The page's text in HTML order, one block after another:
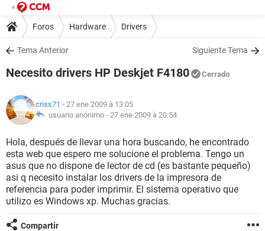
Foros Hardware Drivers
Tema Anterior Siguiente Tema
Necesito drivers HP Deskjet F4180 Cerrado
criss71 - 27 ene 2009 à 13:05
usuario anónimo - 27 ene 2009 à 20:54
Hola, después de llevar una hora buscando, he encontrado
esta web que espero me solucione el problema. Tengo un
asus que no dispone de lector de cd (es bastante pequeño)
asi q necesito instalar los drivers de la impresora de
referencia para poder imprimir. El sistema operativo que
utilizo es Windows xp. Muchas gracias.
Compartir